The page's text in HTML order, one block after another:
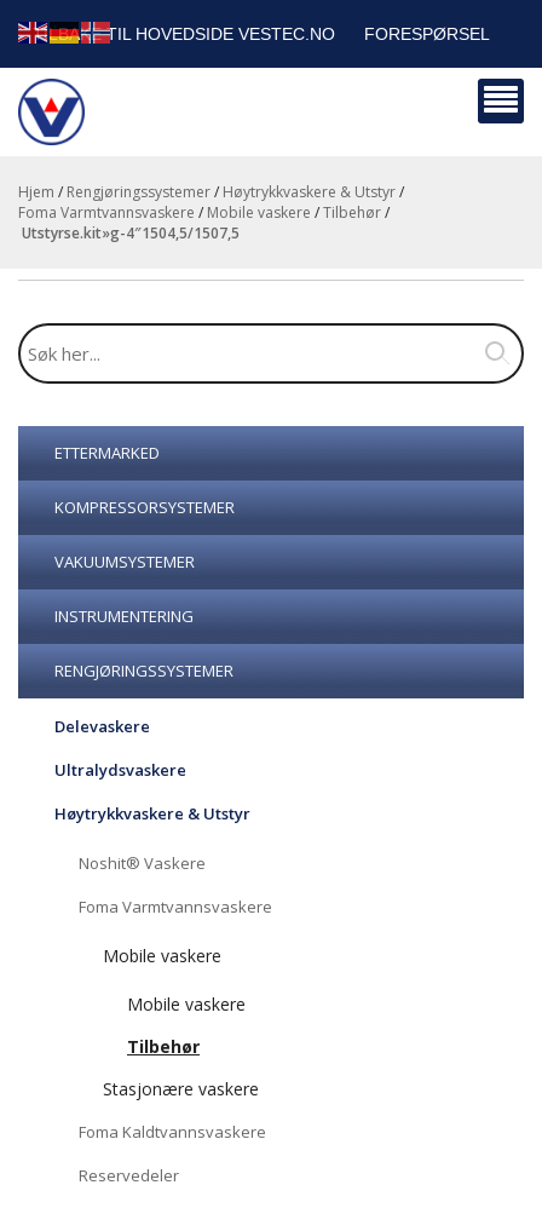
TILBAKE TIL HOVEDSIDE VESTEC.NO FORESPØRSEL
HANDLEVOGN
BEDRIFTSKUNDER
Hjem / Rengjøringssystemer/ Høytrykkvaskere & Utstyr/
Foma Varmtvannsvaskere / Mobile vaskere /Tilbehør/
utstyrse.kit»g-4″1504,5/1507,5
ETTERMARKED
KOMPRESSORSYSTEMER
VAKUUMSYSTEMER
INSTRUMENTERING
RENGJØRINGSSYSTEMER
Delevaskere
Ultralydsvaskere
Høytrykkvaskere & Utstyr
Noshit® Vaskere
Foma Varmtvannsvaskere
Mobile vaskere
Mobile vaskere
Tilbehør
Stasjonære vaskere
Foma Kaldtvannsvaskere
Reservedeler